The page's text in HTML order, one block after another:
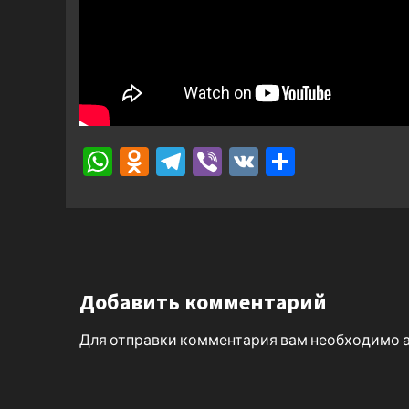
WhatsApp
Odnoklassniki
Telegram
Viber
VK
Добавить комментарий
Для отправки комментария вам необходимо